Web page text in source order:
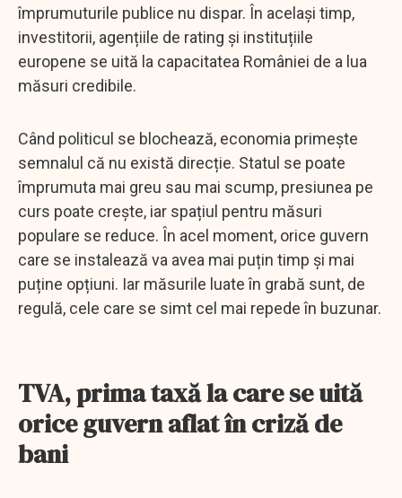
împrumuturile publice nu dispar. În același timp,
investitorii, agențiile de rating și instituțiile
europene se uită la capacitatea României de a lua
măsuri credibile.
Când politicul se blochează, economia primește
semnalul că nu există direcție. Statul se poate
împrumuta mai greu sau mai scump, presiunea pe
curs poate crește, iar spațiul pentru măsuri
populare se reduce. În acel moment, orice guvern
care se instalează va avea mai puțin timp și mai
puține opțiuni. Iar măsurile luate în grabă sunt, de
regulă, cele care se simt cel mai repede în buzunar.
TVA, prima taxă la care se uită
orice guvern aflat în criză de
bani